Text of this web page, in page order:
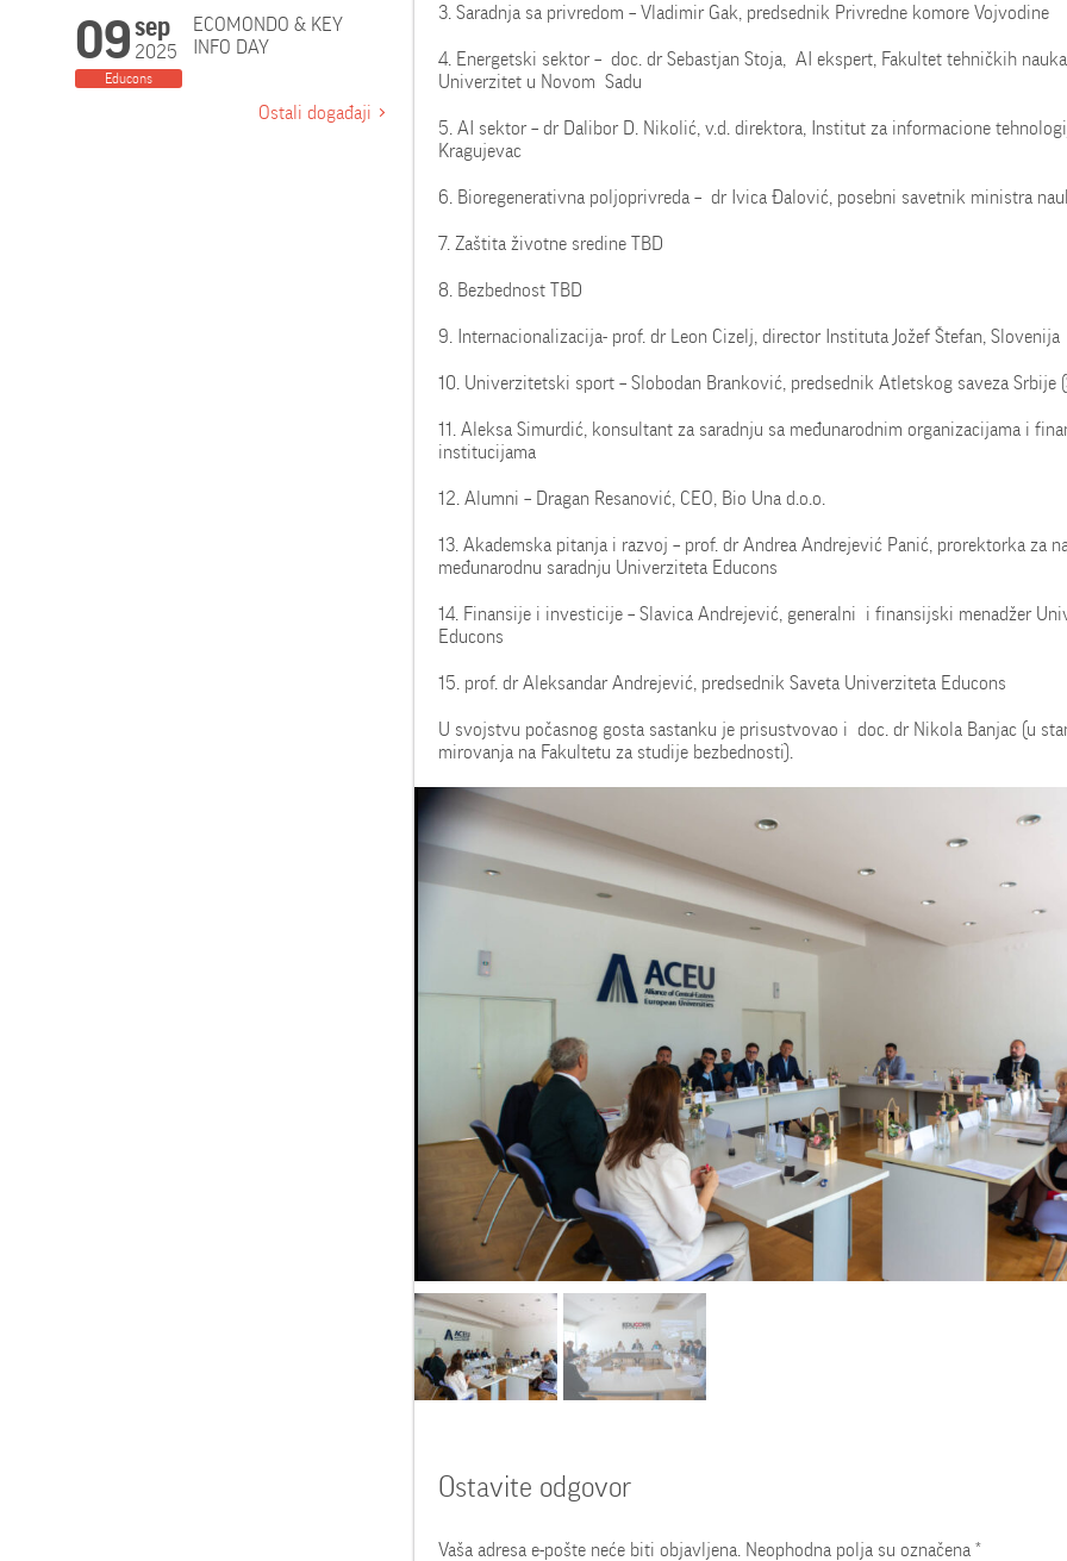
3. Saradnja sa privredom – Vladimir Gak, predsednik Privredne komore Vojvodine
4. Energetski sektor – doc. dr Sebastjan Stoja, AI ekspert, Fakultet tehničkih
Univerzitet u Novom Sadu
5. AI sektor – dr Dalibor D. Nikolić, v.d. direktora, Institut za informacione
Kragujevac
6. Bioregenerativna poljoprivreda – dr Ivica Đalović, posebni savetnik ministra
7. Zaštita životne sredine TBD
8. Bezbednost TBD
9. Internacionalizacija- prof. dr Leon Cizelj, director Instituta Jožef Štefan, Slovenija
10. Univerzitetski sport – Slobodan Branković, predsednik Atletskog saveza Srbije
11. Aleksa Simurdić, konsultant za saradnju sa međunarodnim organizacijama i
institucijama
12. Alumni – Dragan Resanović, CEO, Bio Una d.o.o.
13. Akademska pitanja i razvoj – prof. dr Andrea Andrejević Panić, prorektorka za
međunarodnu saradnju Univerziteta Educons
14. Finansije i investicije – Slavica Andrejević, generalni i finansijski menadžer
Educons
15. prof. dr Aleksandar Andrejević, predsednik Saveta Univerziteta Educons
U svojstvu počasnog gosta sastanku je prisustvovao i doc. dr Nikola Banjac (u
mirovanja na Fakultetu za studije bezbednosti).
Ostavite odgovor
Vaša adresa e-pošte neće biti objavljena. Neophodna polja su označena *
09sep
2025
Educons
ECOMONDO & KEY
INFO DAY
Ostali događaji